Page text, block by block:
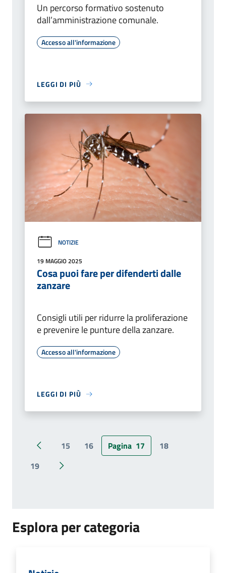
Un percorso formativo sostenuto
dall’amministrazione comunale.
Accesso all'informazione
LEGGI DI PIÙ
NOTIZIE
19 MAGGIO 2025
Cosa puoi fare per difenderti dalle
zanzare
Consigli utili per ridurre la proliferazione
e prevenire le punture della zanzare.
Accesso all'informazione
LEGGI DI PIÙ
Pagina precedente
15 16 Pagina 17
18
19
Pagina successiva
Esplora per categoria